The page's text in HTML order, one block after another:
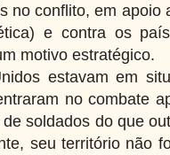
no conflito, em apoio
e contra os
motivo estratégico.
estavam em
no combate
soldados do que
seu território não